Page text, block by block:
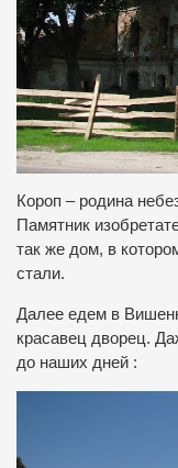
Короп – родина
Памятник
так же дом, в
стали.
Далее едем в
красавец дворец.
до наших дней :